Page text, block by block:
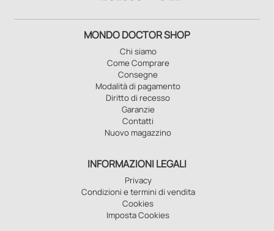
MONDO DOCTOR SHOP
Chi siamo
Come Comprare
Consegne
Modalità di pagamento
Diritto di recesso
Garanzie
Contatti
Nuovo magazzino
INFORMAZIONI LEGALI
Privacy
Condizioni e termini di vendita
Cookies
Imposta Cookies